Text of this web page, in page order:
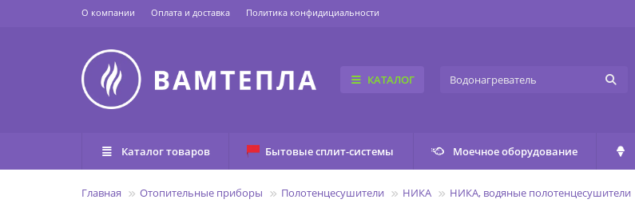
О компании Оплата и доставка Политика конфидициальности
КАТАЛОГ
Каталог товаров Бытовые сплит-системы Моечное оборудование
Главная Отопительные приборы Полотенцесушители НИКА НИКА, водяные полотенцесушители